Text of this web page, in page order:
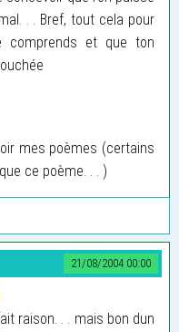
. . Bref, tout cela pour
et que ton
mes poèmes (certains
ce poème. . . )
21/08/2004 00:00
raison. . . mais bon dun